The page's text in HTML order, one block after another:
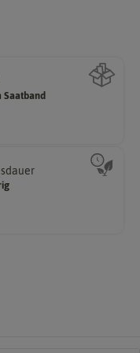
Saatband
viel ist enthalten
zweijährig oder